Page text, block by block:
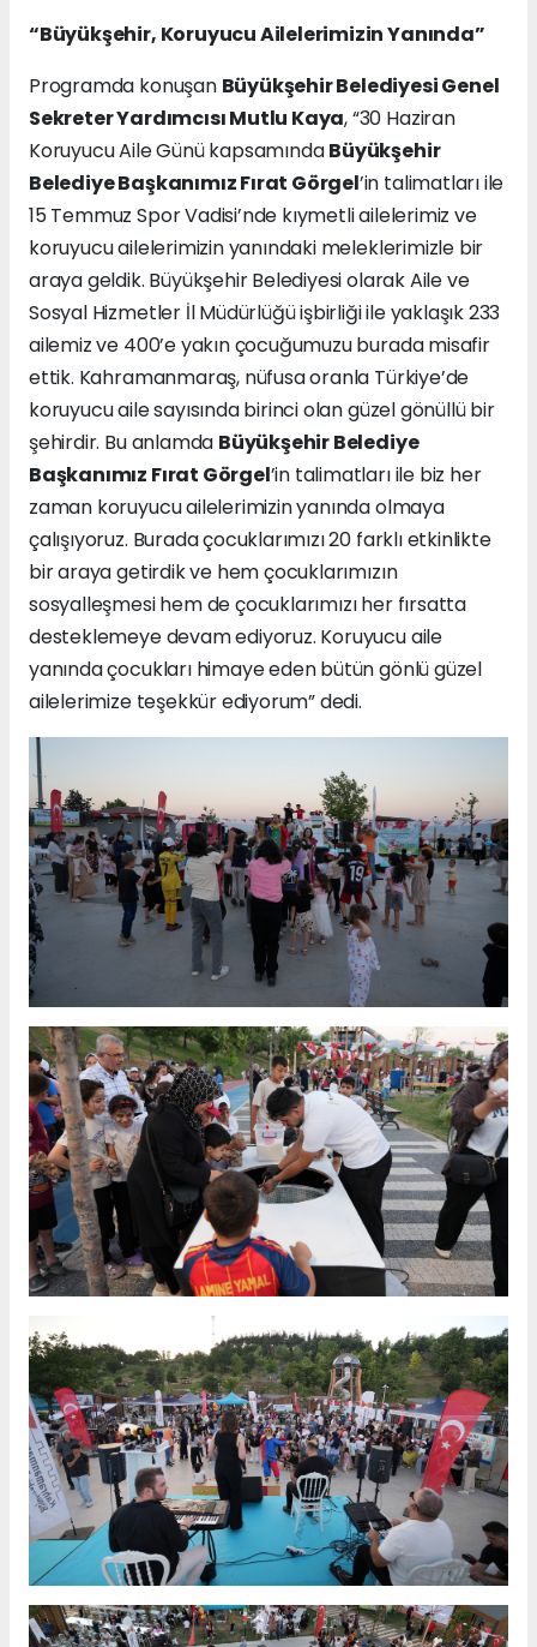
“Büyükşehir, Koruyucu Ailelerimizin Yanında”
Programda konuşan Büyükşehir Belediyesi Genel
Sekreter Yardımcısı Mutlu Kaya, “30 Haziran
Koruyucu Aile Günü kapsamındaBüyükşehir
Belediye Başkanımız Fırat Görgel’in talimatları ile
15 Temmuz Spor Vadisi’nde kıymetli ailelerimiz ve
koruyucu ailelerimizin yanındaki meleklerimizle bir
araya geldik. Büyükşehir Belediyesi olarak Aile ve
Sosyal Hizmetler İl Müdürlüğü işbirliği ile yaklaşık 233
ailemiz ve 400’e yakın çocuğumuzu burada misafir
ettik. Kahramanmaraş, nüfusa oranla Türkiye’de
koruyucu aile sayısında birinci olan güzel gönüllü bir
şehirdir. Bu anlamda Büyükşehir Belediye
Başkanımız Fırat Görgel’in talimatları ile biz her
zaman koruyucu ailelerimizin yanında olmaya
çalışıyoruz. Burada çocuklarımızı 20 farklı etkinlikte
bir araya getirdik ve hem çocuklarımızın
sosyalleşmesi hem de çocuklarımızı her fırsatta
desteklemeye devam ediyoruz. Koruyucu aile
yanında çocukları himaye eden bütün gönlü güzel
ailelerimize teşekkür ediyorum” dedi.